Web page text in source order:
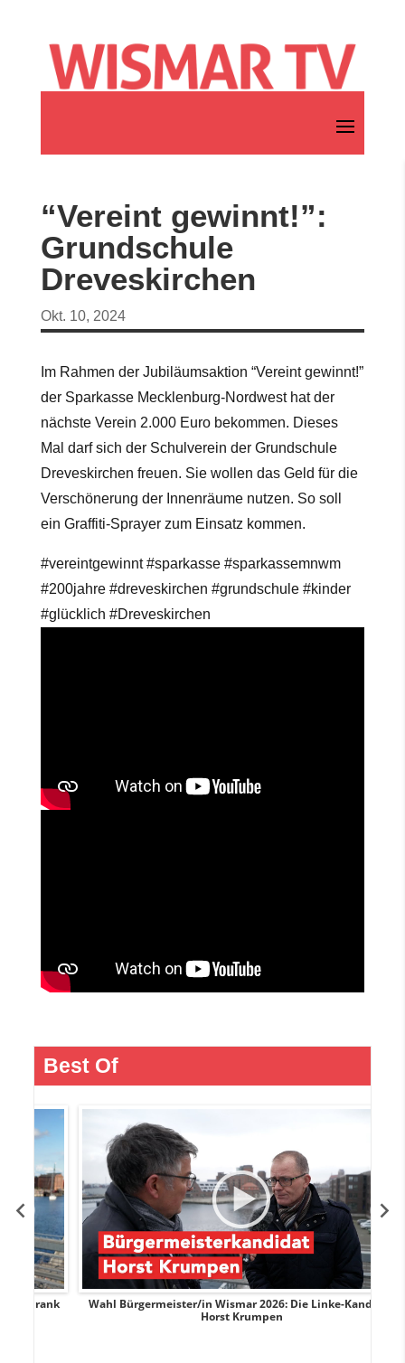
“Vereint gewinnt!”:
Grundschule
Dreveskirchen
Okt. 10, 2024
Im Rahmen der Jubiläumsaktion “Vereint gewinnt!”
der Sparkasse Mecklenburg-Nordwest hat der
nächste Verein 2.000 Euro bekommen. Dieses
Mal darf sich der Schulverein der Grundschule
Dreveskirchen freuen. Sie wollen das Geld für die
Verschönerung der Innenräume nutzen. So soll
ein Graffiti-Sprayer zum Einsatz kommen.
#vereintgewinnt #sparkasse #sparkassemnwm
#200jahre #dreveskirchen #grundschule #kinder
#glücklich #Dreveskirchen
Best Of
Wahl Bürgermeister/in Wismar 2026: Die Linke-Kandidat
Horst Krumpen